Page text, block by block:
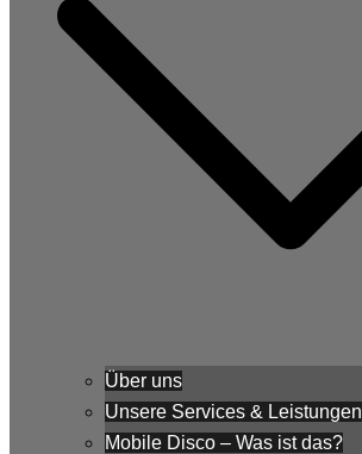
Über uns
Unsere Services & Leistungen
Mobile Disco – Was ist das?